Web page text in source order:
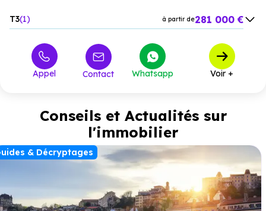
T3 1 à partir de281 000 €
Appel Contact Whatsapp Voir +
Conseils et Actualités sur
l'immobilier
& Décryptages